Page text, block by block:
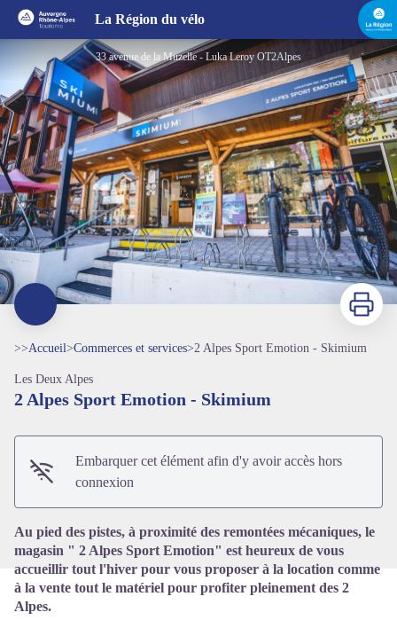
La Région du vélo
33 avenue de la Muzelle - Luka Leroy OT2Alpes
Imprimer
>>Accueil>Commerces et services>2 Alpes Sport Emotion - Skimium
Les Deux Alpes
2 Alpes Sport Emotion - Skimium
Embarquer cet élément afin d'y avoir accès hors
connexion
Au pied des pistes, à proximité des remontées mécaniques, le
magasin " 2 Alpes Sport Emotion" est heureux de vous
accueillir tout l'hiver pour vous proposer à la location comme
à la vente tout le matériel pour profiter pleinement des 2
Alpes.